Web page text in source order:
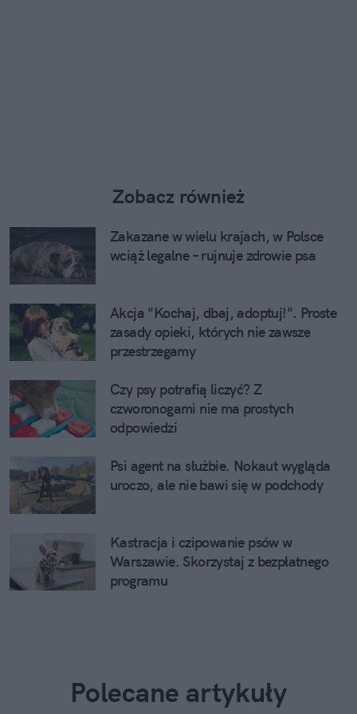
Zobacz również
Zakazane w wielu krajach, w Polsce
wciąż legalne – rujnuje zdrowie psa
Akcja "Kochaj, dbaj, adoptuj!". Proste
zasady opieki, których nie zawsze
przestrzegamy
Czy psy potrafią liczyć? Z
czworonogami nie ma prostych
odpowiedzi
Psi agent na służbie. Nokaut wygląda
uroczo, ale nie bawi się w podchody
Kastracja i czipowanie psów w
Warszawie. Skorzystaj z bezpłatnego
programu
Polecane artykuły